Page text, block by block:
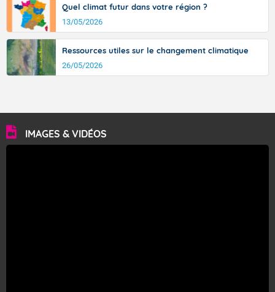
Quel climat futur dans votre région ?
13/05/2026
Ressources utiles sur le changement climatique
26/05/2026
IMAGES & VIDÉOS